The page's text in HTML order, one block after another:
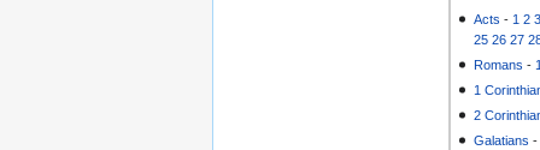
Acts - 1 2
25 26 27
Romans -
1
2
Galatians